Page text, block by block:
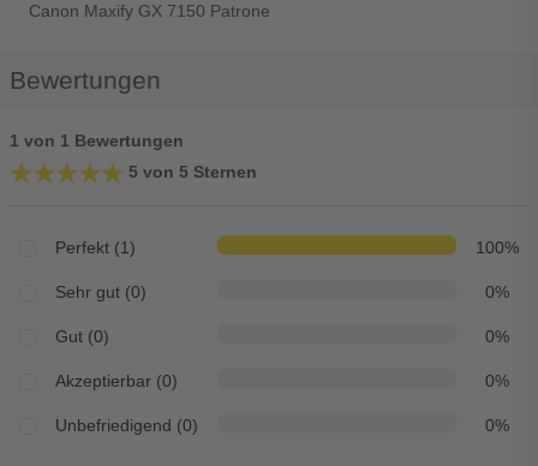
Canon Maxify GX 7150 Patrone
Bewertungen
1 von 1 Bewertungen
★★★★★
★★★★★ 5 von 5 Sternen
Perfekt (1) 100%
Sehr gut (0) 0%
Gut (0) 0%
Akzeptierbar (0) 0%
Unbefriedigend (0) 0%